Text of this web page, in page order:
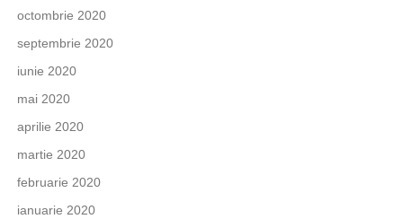
octombrie 2020
septembrie 2020
iunie 2020
mai 2020
aprilie 2020
martie 2020
februarie 2020
ianuarie 2020